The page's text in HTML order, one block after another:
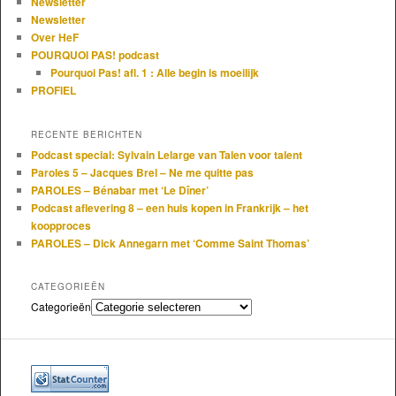
Newsletter
Over HeF
POURQUOI PAS! podcast
Pourquoi Pas! afl. 1 : Alle begin is moeilijk
PROFIEL
RECENTE BERICHTEN
Podcast special: Sylvain Lelarge van Talen voor talent
Paroles 5 – Jacques Brel – Ne me quitte pas
PAROLES – Bénabar met ‘Le Dîner’
Podcast aflevering 8 – een huis kopen in Frankrijk – het
koopproces
PAROLES – Dick Annegarn met ‘Comme Saint Thomas’
CATEGORIEËN
Categorieën